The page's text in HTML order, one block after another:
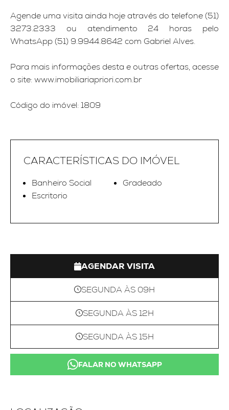
Agende uma visita ainda hoje através do telefone (51)
3273.2333 ou atendimento 24 horas pelo
WhatsApp (51) 9.9944.8642 com Gabriel Alves.
Para mais informações desta e outras ofertas, acesse
o site: www.imobiliariapriori.com.br
Código do imóvel: 1809
CARACTERÍSTICAS DO IMÓVEL
Banheiro Social
Escritorio
Gradeado
AGENDAR VISITA
SEGUNDA ÀS 09H
SEGUNDA ÀS 12H
SEGUNDA ÀS 15H
FALAR NO WHATSAPP